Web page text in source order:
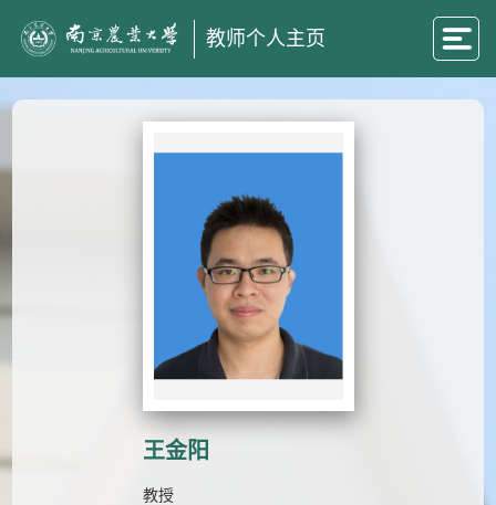
教师个人主页
王金阳
教授